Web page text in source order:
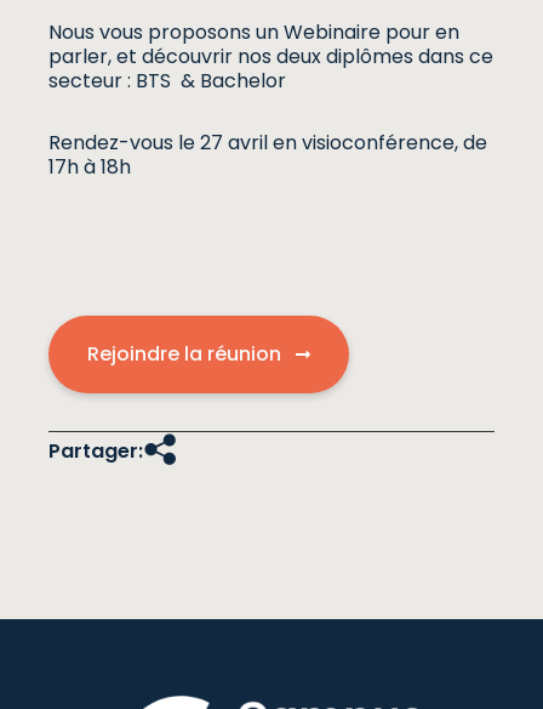
Nous vous proposons un Webinaire pour en
parler, et découvrir nos deux diplômes dans ce
secteur : BTS & Bachelor
Rendez-vous le 27 avril en visioconférence, de
17h à 18h
Rejoindre la réunion
Partager: